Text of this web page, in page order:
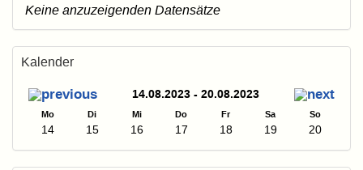
Keine anzuzeigenden Datensätze
Kalender
14.08.2023 - 20.08.2023
Mo Di Mi Do Fr Sa So
14 15 16 17 18 19 20